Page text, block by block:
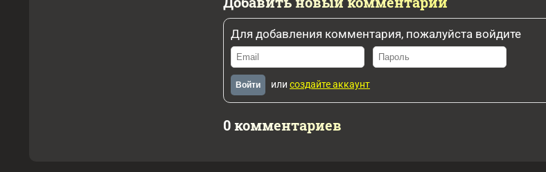
Для добавления комментария, пожалуйста войдите
Войти или создайте аккаунт
0 комментариев